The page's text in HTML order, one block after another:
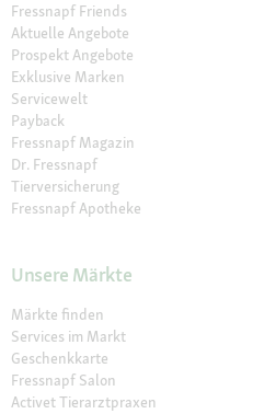
Fressnapf Friends
Aktuelle Angebote
Prospekt Angebote
Exklusive Marken
Servicewelt
Payback
Fressnapf Magazin
Dr. Fressnapf
Tierversicherung
Fressnapf Apotheke
Unsere Märkte
Märkte finden
Services im Markt
Geschenkkarte
Fressnapf Salon
Activet Tierarztpraxen